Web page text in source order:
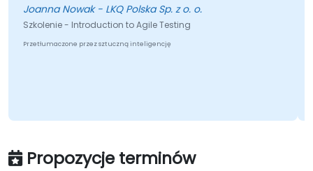
Joanna Nowak - LKQ Polska Sp. z o. o.
Szkolenie - Introduction to Agile Testing
Przetłumaczone przez sztuczną inteligencję
Propozycje terminów